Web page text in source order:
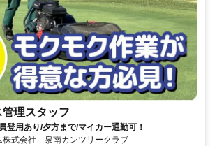
理スタッフ
登用あり/夕方まで/マイカー通勤可！
株式会社 泉南カンツリークラブ